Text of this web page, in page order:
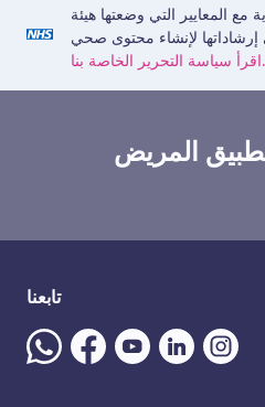
مع المعايير التي وضعتها هيئة
اقرأ سياسة التحرير الخاصة بنا.
المريض
تابعنا